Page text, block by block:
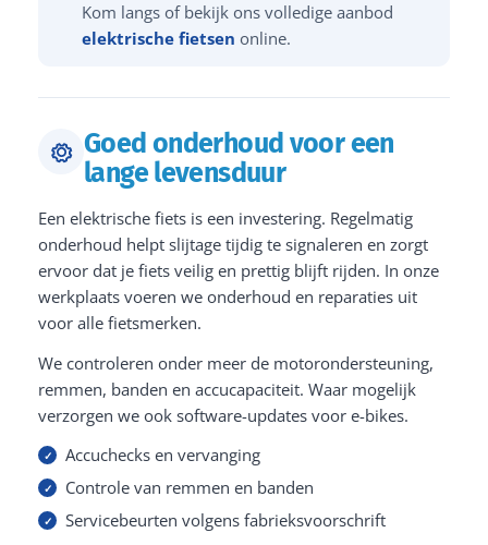
Kom langs of bekijk ons volledige aanbod
elektrische fietsen online.
Goed onderhoud voor een
lange levensduur
Een elektrische fiets is een investering. Regelmatig
onderhoud helpt slijtage tijdig te signaleren en zorgt
ervoor dat je fiets veilig en prettig blijft rijden. In onze
werkplaats voeren we onderhoud en reparaties uit
voor alle fietsmerken.
We controleren onder meer de motorondersteuning,
remmen, banden en accucapaciteit. Waar mogelijk
verzorgen we ook software-updates voor e-bikes.
Accuchecks en vervanging
Controle van remmen en banden
Servicebeurten volgens fabrieksvoorschrift